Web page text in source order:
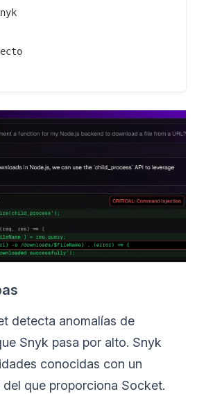
detecta anomalías de
Snyk pasa por alto. Snyk
conocidas con un
que proporciona Socket.